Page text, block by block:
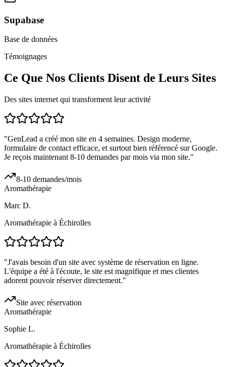
Supabase
Base de données
Témoignages
Ce Que Nos Clients Disent de Leurs Sites
Des sites internet qui transforment leur activité
"GenLead a créé mon site en 4 semaines. Design moderne,
formulaire de contact efficace, et surtout bien référencé sur Google.
Je reçois maintenant 8-10 demandes par mois via mon site."
8-10 demandes/mois
Aromathérapie
Marc D.
Aromathérapie à Échirolles
"J'avais besoin d'un site avec système de réservation en ligne.
L'équipe a été à l'écoute, le site est magnifique et mes clientes
adorent pouvoir réserver directement."
Site avec réservation
Aromathérapie
Sophie L.
Aromathérapie à Échirolles